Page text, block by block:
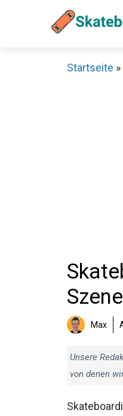
Startseite »
Max
Unsere
von denen